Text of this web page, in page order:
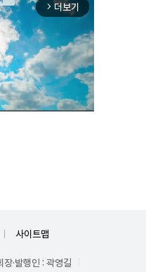
arrow_forward_ios 더보기
사이트맵
장·발행인 : 곽영길